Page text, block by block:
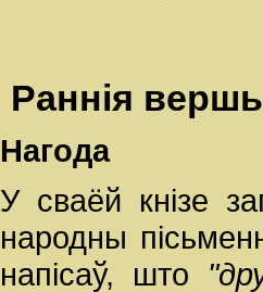
Раннія
Нагода
У сваёй кнізе
народны
напісаў, што